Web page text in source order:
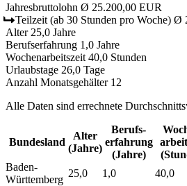
Jahresbruttolohn Ø 25.200,00 EUR
Teilzeit (ab 30 Stunden pro Woche) Ø
Alter 25,0 Jahre
Berufserfahrung 1,0 Jahre
Wochenarbeitszeit 40,0 Stunden
Urlaubstage 26,0 Tage
Anzahl Monatsgehälter 12
Alle Daten sind errechnete
Bundesland
Alter
(Jahre)
Berufs­
erfahrung
(Jahre)
Baden-
Württemberg
25,0 1,0 40,0